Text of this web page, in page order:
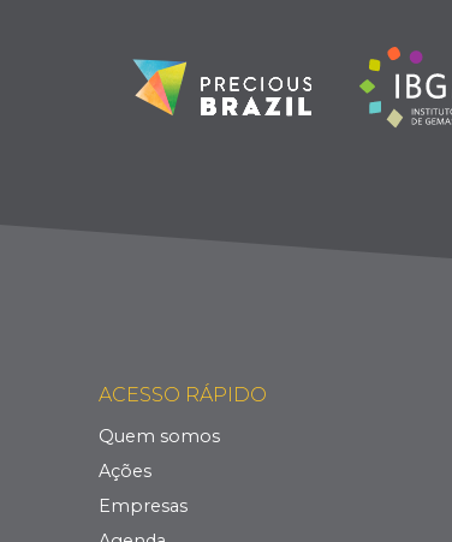
ACESSO RÁPIDO
Quem somos
Ações
Empresas